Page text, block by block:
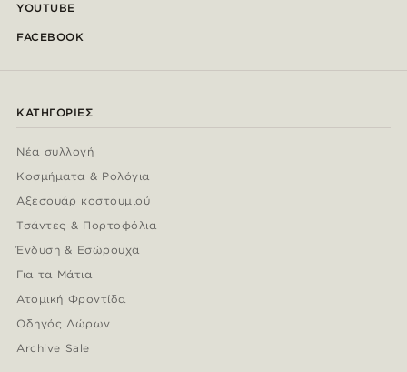
YOUTUBE
FACEBOOK
ΚΑΤΗΓΟΡΊΕΣ
Νέα συλλογή
Κοσμήματα & Ρολόγια
Αξεσουάρ κοστουμιού
Τσάντες & Πορτοφόλια
Ένδυση & Εσώρουχα
Για τα Μάτια
Ατομική Φροντίδα
Οδηγός Δώρων
Archive Sale